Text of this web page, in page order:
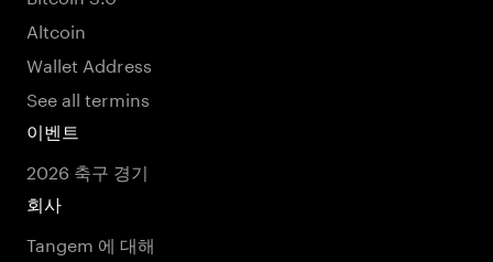
Altcoin
Wallet Address
See all termins
이벤트
2026 축구 경기
회사
Tangem 에 대해